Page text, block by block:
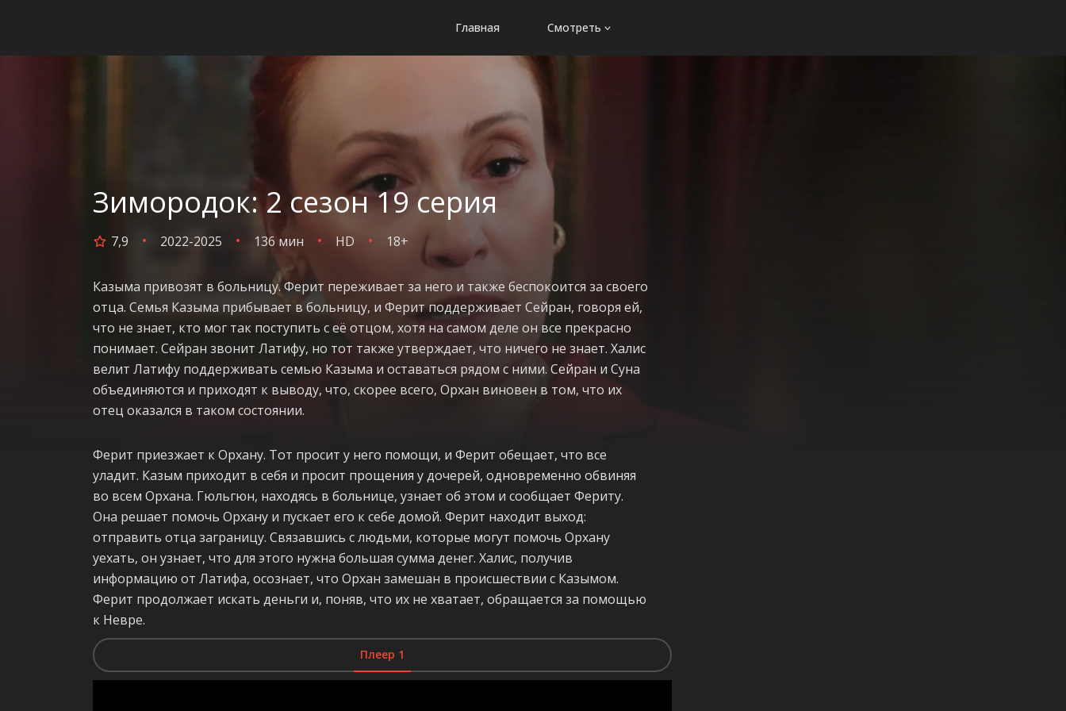
Главная Смотреть
Зимородок: 2 сезон 19 серия
7,9 2022-2025 136 мин HD 18+
Казыма привозят в больницу. Ферит переживает за него и также беспокоится за своего
отца. Семья Казыма прибывает в больницу, и Ферит поддерживает Сейран, говоря ей,
что не знает, кто мог так поступить с её отцом, хотя на самом деле он все прекрасно
понимает. Сейран звонит Латифу, но тот также утверждает, что ничего не знает. Халис
велит Латифу поддерживать семью Казыма и оставаться рядом с ними. Сейран и Суна
объединяются и приходят к выводу, что, скорее всего, Орхан виновен в том, что их
отец оказался в таком состоянии.
Ферит приезжает к Орхану. Тот просит у него помощи, и Ферит обещает, что все
уладит. Казым приходит в себя и просит прощения у дочерей, одновременно обвиняя
во всем Орхана. Гюльгюн, находясь в больнице, узнает об этом и сообщает Фериту.
Она решает помочь Орхану и пускает его к себе домой. Ферит находит выход:
отправить отца заграницу. Связавшись с людьми, которые могут помочь Орхану
уехать, он узнает, что для этого нужна большая сумма денег. Халис, получив
информацию от Латифа, осознает, что Орхан замешан в происшествии с Казымом.
Ферит продолжает искать деньги и, поняв, что их не хватает, обращается за помощью
к Невре.
Плеер 1